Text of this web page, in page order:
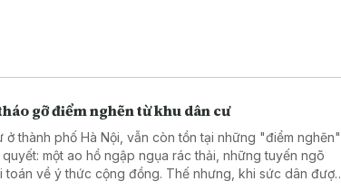
gỡ điểm nghẽn từ khu dân cư
ở thành phố Hà Nội, vẫn còn tồn tại những "điểm nghẽn"
một ao hồ ngập ngụa rác thải, những tuyến ngõ
toán về ý thức cộng đồng. Thế nhưng, khi sức dân được